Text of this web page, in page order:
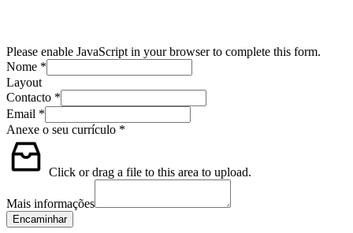
Please enable JavaScript in your browser to complete this form.
Nome *
Layout
Contacto *
Email *
Anexe o seu currículo *
Click or drag a file to this area to upload.
Mais informações
Encaminhar